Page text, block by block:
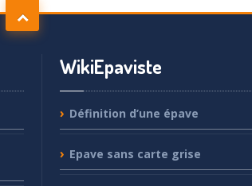
WikiEpaviste
Définition d’une épave
Epave sans carte grise